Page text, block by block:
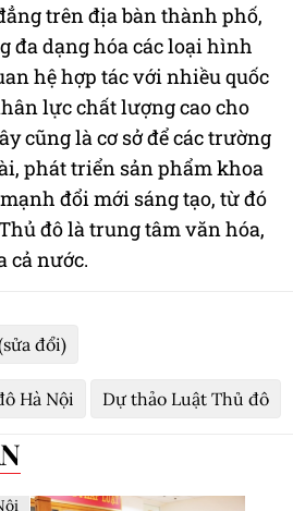
trên địa bàn thành phố,
đa dạng hóa các loại hình
hệ hợp tác với nhiều quốc
lực chất lượng cao cho
cũng là cơ sở để các trường
phát triển sản phẩm khoa
đổi mới sáng tạo, từ đó
đô là trung tâm văn hóa,
cả nước.
đổi)
Hà Nội Dự thảo Luật Thủ đô